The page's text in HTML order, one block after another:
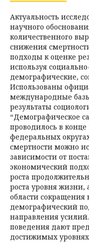
Актуальность
научного
количественного
снижения
подходы к оценке
используя
демографические,
Использованы
международные
результаты
“Демографическое
проводилось в конце
федеральных
смертности можно
зависимости от
экономический
роста
роста уровня жизни,
области сокращения
демографический
направления
поведения дают
достижимых